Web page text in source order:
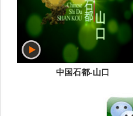
中国石都-山口